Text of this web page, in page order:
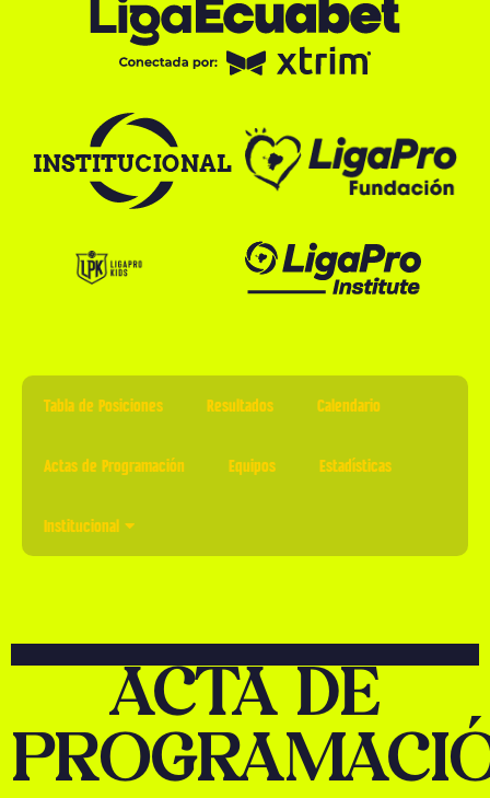
Tabla de Posiciones Resultados Calendario
Actas de Programación Equipos Estadísticas
Institucional
ACTA DE